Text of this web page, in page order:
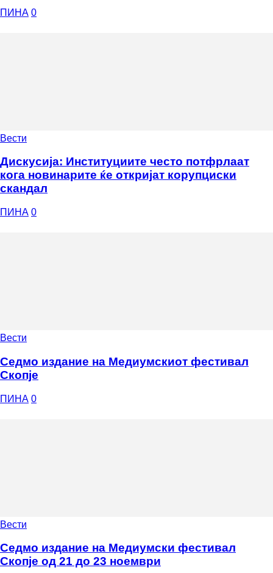
ПИНА 0
Вести
Дискусија: Институциите често потфрлаат
кога новинарите ќе откријат корупциски
скандал
ПИНА 0
Вести
Седмо издание на Медиумскиот фестивал
Скопје
ПИНА 0
Вести
Седмо издание на Медиумски фестивал
Скопје од 21 до 23 ноември